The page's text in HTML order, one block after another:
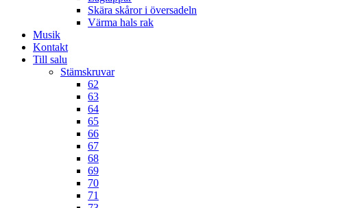
Skära skåror i översadeln
Värma hals rak
Musik
Kontakt
Till salu
Stämskruvar
62
63
64
65
66
67
68
69
70
71